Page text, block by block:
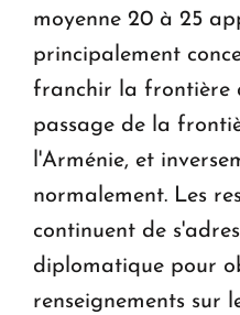
moyenne 20 à 25
principalement
franchir la frontière
passage de la
l'Arménie, et
normalement. Les
continuent de
diplomatique pour
renseignements sur